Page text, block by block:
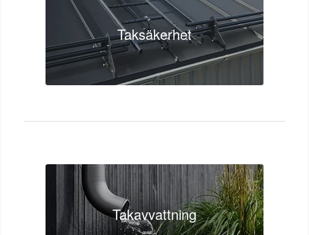
Taksäkerhet
Takavvattning